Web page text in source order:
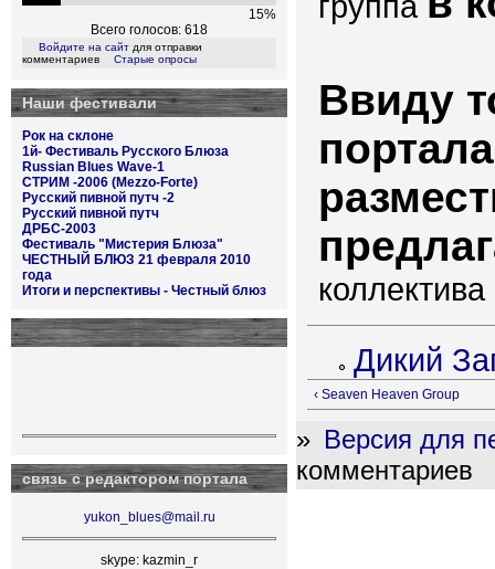
15%
Всего голосов: 618
Войдите на сайт для отправки
комментариев
Старые опросы
Наши фестивали
Рок на склоне
1й- Фестиваль Русского Блюза
Russian Blues Wave-1
СТРИМ -2006 (Mezzo-Forte)
Русский пивной путч -2
Русский пивной путч
ДРБС-2003
Фестиваль "Мистерия Блюза"
ЧЕСТНЫЙ БЛЮЗ 21 февраля 2010
года
Итоги и перспективы - Честный блюз
связь с редактором портала
yukon_blues@mail.ru
skype: kazmin_r
Ввиду
коллектива
Дикий
‹ Seaven Heaven Group
» Версия для
комментариев